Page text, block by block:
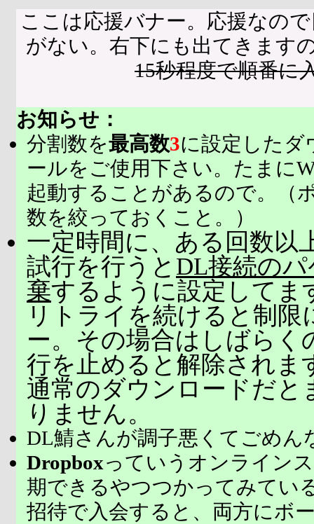
ここは応援バナー。応援なの
がない。右下にも出てきます
15秒程度で順番に
お知らせ：
分割数を最高数3に設定したダ
ールをご使用下さい。たまに
起動することがあるので。（
数を絞っておくこと。）
一定時間に、ある回数以
試行を行うと DL接続の
棄するように設定してま
リトライを続けると制限
ー。その場合はしばらく
行を止めると解除されま
通常のダウンロードだと
りません。
DL鯖さんが調子悪くてごめん
Dropboxっていうオンライン
期できるやつつかってみてい
招待で入会すると、両方にボ